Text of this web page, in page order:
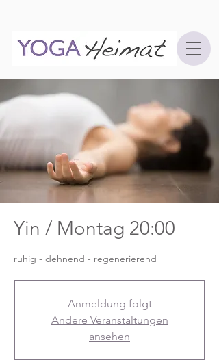
Yin / Montag 20:00
ruhig - dehnend - regenerierend
Anmeldung folgt
Andere Veranstaltungen
ansehen